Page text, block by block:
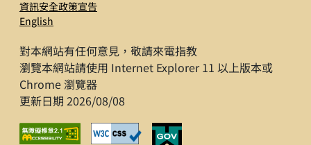
資訊安全政策宣告
English
對本網站有任何意見，敬請來電指教
瀏覽本網站請使用 Internet Explorer 11 以上版本或
Chrome 瀏覽器
更新日期 2026/08/08